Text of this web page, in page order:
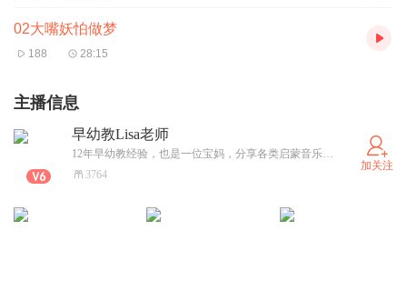
02大嘴妖怕做梦
188 28:15
主播信息
早幼教Lisa老师
12年早幼教经验，也是一位宝妈，分享各类启蒙音乐和育儿知识及经验分享。免费音乐+各种早幼教资料可私信获取
3764
加关注